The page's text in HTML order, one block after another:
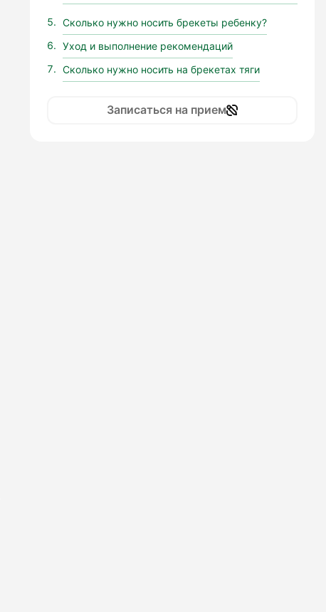
Сколько нужно носить брекеты ребенку?
Уход и выполнение рекомендаций
Сколько нужно носить на брекетах тяги
Записаться на прием